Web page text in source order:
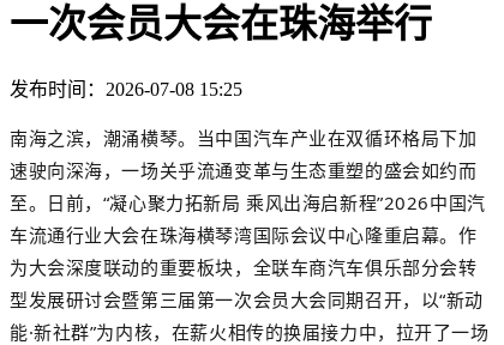
一次会员大会在珠海举行
发布时间：2026-07-08 15:25
南海之滨，潮涌横琴。当中国汽车产业在双循环格局下加
速驶向深海，一场关乎流通变革与生态重塑的盛会如约而
至。日前， “凝心聚力拓新局 乘风出海启新程”2026中国汽
车流通行业大会在珠海横琴湾国际会议中心隆重启幕。作
为大会深度联动的重要板块，全联车商汽车俱乐部分会转
型发展研讨会暨第三届第一次会员大会同期召开，以“新动
能·新社群”为内核，在薪火相传的换届接力中，拉开了一场